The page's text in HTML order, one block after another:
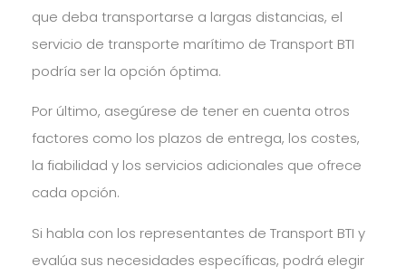
que deba transportarse a largas distancias, el
servicio de transporte marítimo de Transport BTI
podría ser la opción óptima.
Por último, asegúrese de tener en cuenta otros
factores como los plazos de entrega, los costes,
la fiabilidad y los servicios adicionales que ofrece
cada opción.
Si habla con los representantes de Transport BTI y
evalúa sus necesidades específicas, podrá elegir